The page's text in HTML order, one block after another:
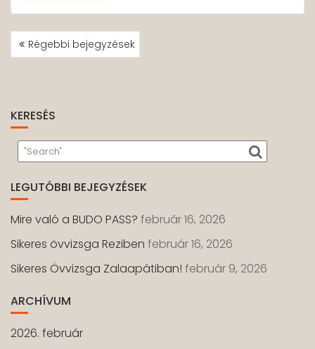
BEJEGYZÉS
NAVIGÁCIÓ
Régebbi bejegyzések
KERESÉS
LEGUTÓBBI BEJEGYZÉSEK
Mire való a BUDO PASS? február 16, 2026
Sikeres övvizsga Reziben február 16, 2026
Sikeres Övvizsga Zalaapátiban! február 9, 2026
ARCHÍVUM
2026. február